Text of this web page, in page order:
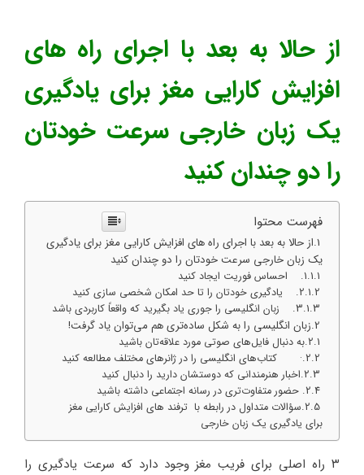
از حالا به بعد با اجرای راه های
افزایش کارایی مغز برای یادگیری
یک زبان خارجی سرعت خودتان
را دو چندان کنید
فهرست محتوا
از حالا به بعد با اجرای راه های افزایش کارایی مغز برای یادگیری
یک زبان خارجی سرعت خودتان را دو چندان کنید
1. احساس فوریت ایجاد کنید
2. یادگیری خودتان را تا حد امکان شخصی سازی کنید
3. زبان انگلیسی را جوری یاد بگیرید که واقعاً کاربردی باشد
زبان انگلیسی را به شکل ساده‌تری هم می‌توان یاد گرفت!
به دنبال فایل‌های صوتی مورد علاقه‌تان باشید
· کتاب‌های انگلیسی را در ژانرهای مختلف مطالعه کنید
اخبار هنرمندانی که دوستشان دارید را دنبال کنید
حضور متفاوت‌تری در رسانه اجتماعی داشته باشید
سؤالات متداول در رابطه با ترفند های افزایش کارایی مغز
برای یادگیری یک زبان خارجی
۳ راه اصلی برای فریب مغز وجود دارد که سرعت یادگیری را